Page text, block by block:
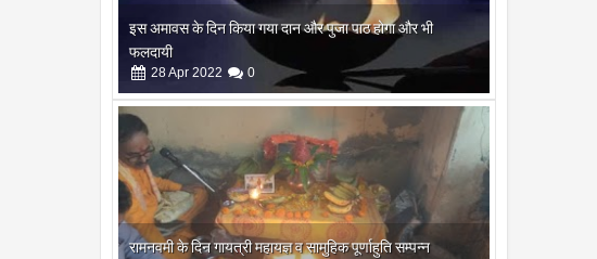
रामनवमी के दिन गायत्री महायज्ञ व सामुहिक पूर्णाहुति सम्पन्न
10Apr 2022 0
सिद्ध कुंजिका स्तोत्र का पाठ ऐसे करें